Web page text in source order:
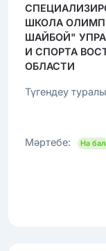
ШКОЛА
ШАЙБОЙ"
И СПОРТА
ОБЛАСТИ
Түгендеу
Мәртебе: На